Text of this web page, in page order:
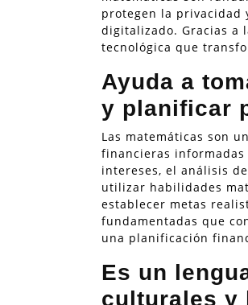
protegen la privacidad
digitalizado. Gracias a
tecnológica que
Ayuda a
y planificar
Las matemáticas son
financieras
intereses, el análisis
utilizar habilidades
establecer metas
fundamentadas que
una planificación
Es un
culturales y